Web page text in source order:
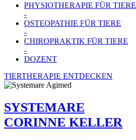
PHYSIOTHERAPIE FÜR TIERE
-
OSTEOPATHIE FÜR TIERE
-
CHIROPRAKTIK FÜR TIERE
-
DOZENT
TIERTHERAPIE ENTDECKEN
SYSTEMARE
CORINNE KELLER